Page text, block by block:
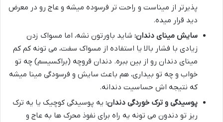
پذیرتر از میناست و راحت تر فرسوده میشه و عاج رو در معرض
دید قرار میده.
سایش مینای دندان: شاید باورتون نشه، اما مسواک زدن
زیادی با فشار بالا یا استفاده از مسواک سفت، می تونه کم کم
مینای دندان رو از بین ببره. دندان قروچه (براکسیسم) چه تو
خواب و چه تو بیداری، هم باعث سایش و فرسودگی مینا میشه
که نتیجه اش حساسیت دندانه.
پوسیدگی و ترک خوردگی دندان: یه پوسیدگی کوچیک یا یه ترک
ریز تو دندون می تونه یه راه برای نفوذ محرک ها به عاج و